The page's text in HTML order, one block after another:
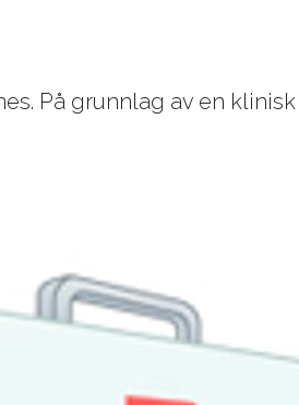
På grunnlag av en klinisk